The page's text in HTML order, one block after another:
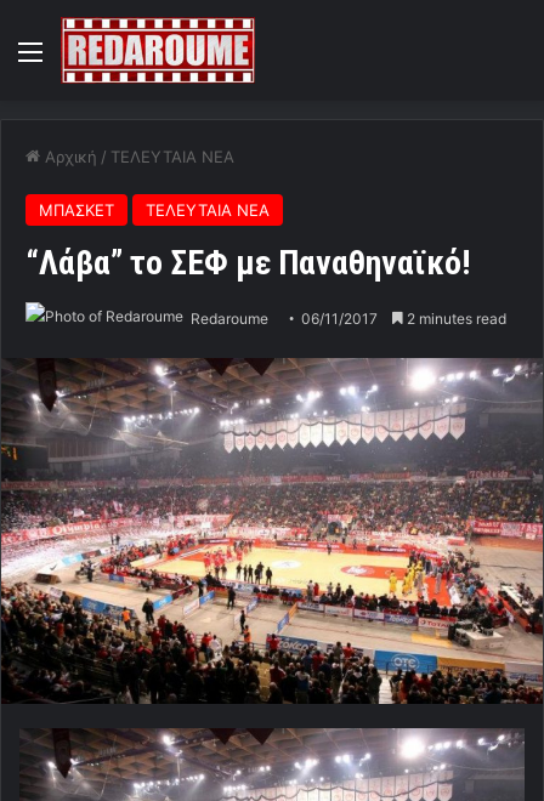
Menu
Αρχική / ΤΕΛΕΥΤΑΙΑ ΝΕΑ
ΜΠΑΣΚΕΤ ΤΕΛΕΥΤΑΙΑ ΝΕΑ
“Λάβα” το ΣΕΦ με Παναθηναϊκό!
Redaroume 06/11/2017 2 minutes read